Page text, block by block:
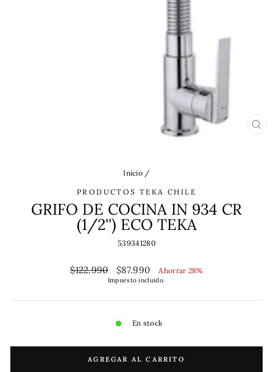
Inicio /
PRODUCTOS TEKA CHILE
GRIFO DE COCINA IN 934 CR
(1/2'') ECO TEKA
539341280
Precio
habitual
$122.990
Precio
de
oferta
$87.990 Ahorrar 28%
Impuesto incluido.
En stock
AGREGAR AL CARRITO